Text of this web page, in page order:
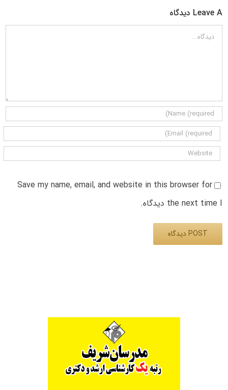
Leave A دیدگاه
دیدگاه
Save my name, email, and website in this browser for
the next time I دیدگاه.